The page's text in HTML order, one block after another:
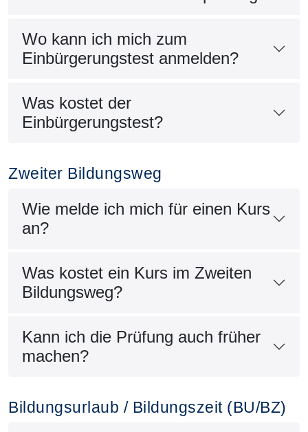
Wo kann ich mich zum
Einbürgerungstest anmelden?
Was kostet der
Einbürgerungstest?
Zweiter Bildungsweg
Wie melde ich mich für einen Kurs
an?
Was kostet ein Kurs im Zweiten
Bildungsweg?
Kann ich die Prüfung auch früher
machen?
Bildungsurlaub / Bildungszeit (BU/BZ)